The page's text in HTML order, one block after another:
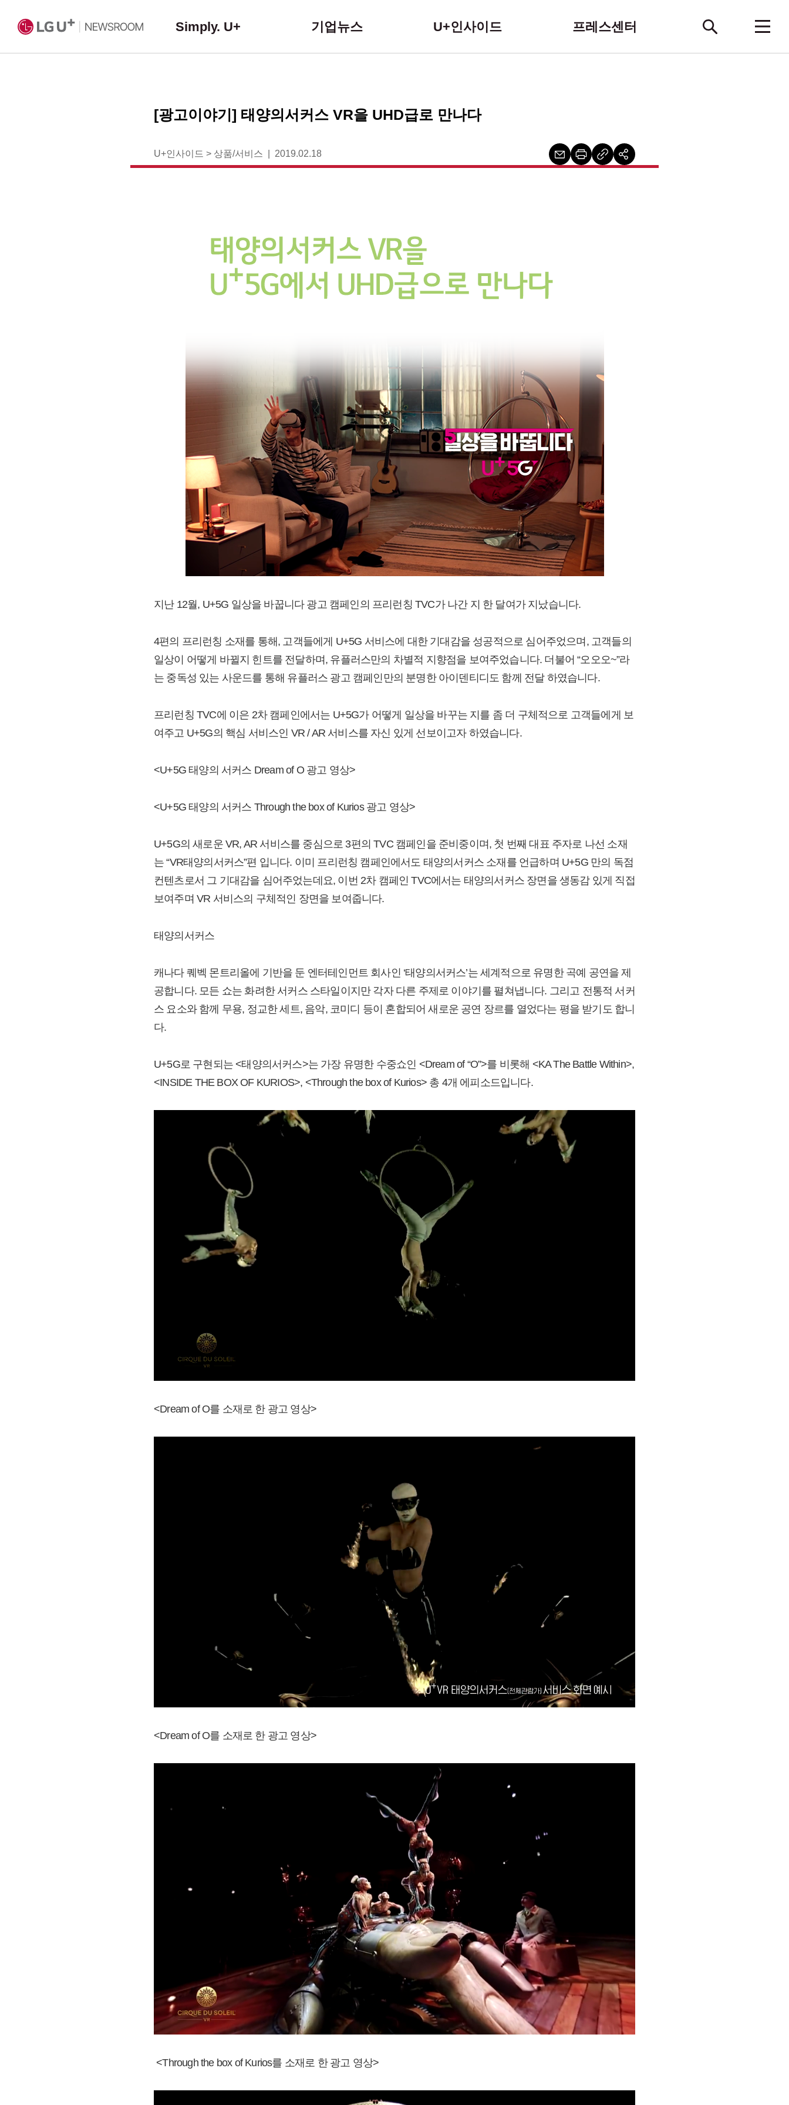
Simply. U+ 기업뉴스 U+인사이드 프레스센터
[광고이야기] 태양의서커스 VR을 UHD급로 만나다
U+인사이드 > 상품/서비스 2019.02.18
지난 12월, U+5G 일상을 바꿉니다 광고 캠페인의 프리런칭 TVC가 나간 지 한 달여가 지났습니다.
4편의 프리런칭 소재를 통해, 고객들에게 U+5G 서비스에 대한 기대감을 성공적으로 심어주었으며, 고객들의
일상이 어떻게 바뀔지 힌트를 전달하며, 유플러스만의 차별적 지향점을 보여주었습니다. 더불어 “오오오~”라
는 중독성 있는 사운드를 통해 유플러스 광고 캠페인만의 분명한 아이덴티디도 함께 전달 하였습니다.
프리런칭 TVC에 이은 2차 캠페인에서는 U+5G가 어떻게 일상을 바꾸는 지를 좀 더 구체적으로 고객들에게 보
여주고 U+5G의 핵심 서비스인 VR / AR 서비스를 자신 있게 선보이고자 하였습니다.
<U+5G 태양의 서커스 Dream of O 광고 영상>
<U+5G 태양의 서커스 Through the box of Kurios 광고 영상>
U+5G의 새로운 VR, AR 서비스를 중심으로 3편의 TVC 캠페인을 준비중이며, 첫 번째 대표 주자로 나선 소재
는 “VR태양의서커스”편 입니다. 이미 프리런칭 캠페인에서도 태양의서커스 소재를 언급하며 U+5G 만의 독점
컨텐츠로서 그 기대감을 심어주었는데요, 이번 2차 캠페인 TVC에서는 태양의서커스 장면을 생동감 있게 직접
보여주며 VR 서비스의 구체적인 장면을 보여줍니다.
태양의서커스
캐나다 퀘벡 몬트리올에 기반을 둔 엔터테인먼트 회사인 ‘태양의서커스’는 세계적으로 유명한 곡예 공연을 제
공합니다. 모든 쇼는 화려한 서커스 스타일이지만 각자 다른 주제로 이야기를 펼쳐냅니다. 그리고 전통적 서커
스 요소와 함께 무용, 정교한 세트, 음악, 코미디 등이 혼합되어 새로운 공연 장르를 열었다는 평을 받기도 합니
다.
U+5G로 구현되는 <태양의서커스>는 가장 유명한 수중쇼인 <Dream of “O”>를 비롯해 <KA The Battle Within>,
<INSIDE THE BOX OF KURIOS>, <Through the box of Kurios> 총 4개 에피소드입니다.
<Dream of O를 소재로 한 광고 영상>
<Dream of O를 소재로 한 광고 영상>
<Through the box of Kurios를 소재로 한 광고 영상>